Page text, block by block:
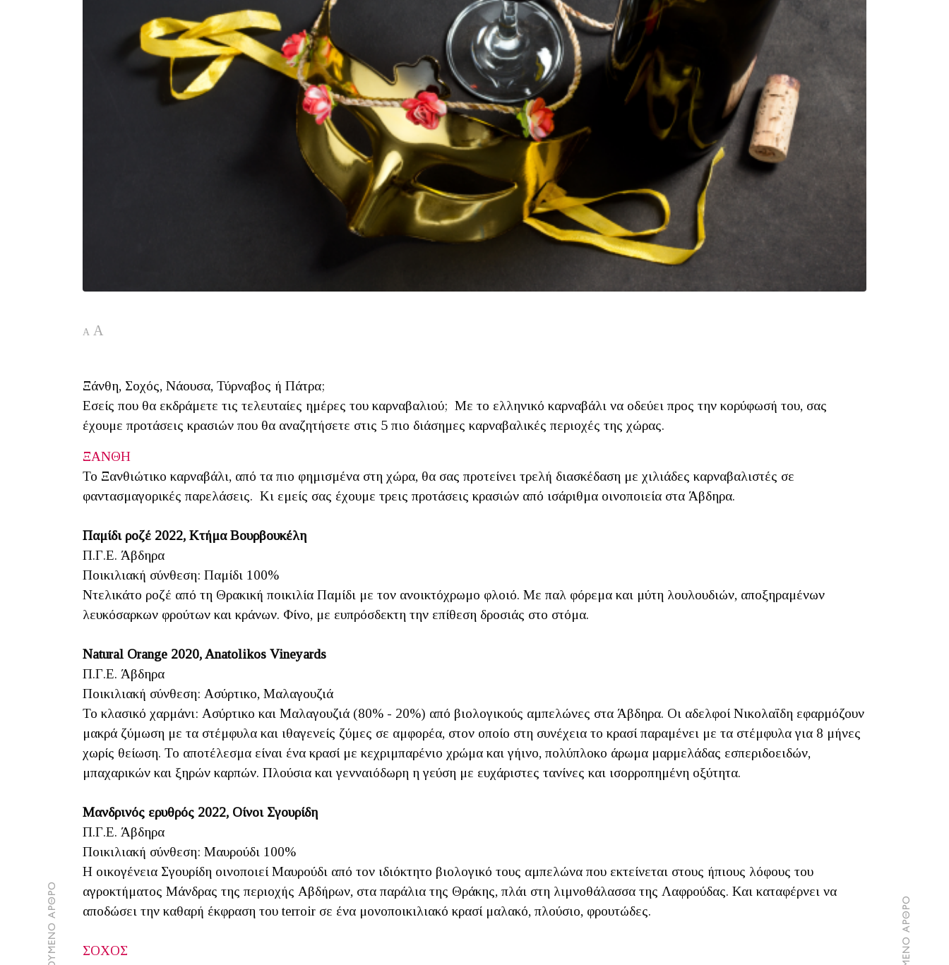
ΕΠΟΜΕΝΟ ΑΡΘΡΟ
A A
Ξάνθη, Σοχός, Νάουσα, Τύρναβος ή Πάτρα;
Εσείς που θα εκδράμετε τις τελευταίες ημέρες του καρναβαλιού; Με το ελληνικό καρναβάλι να οδεύει προς την κορύφωσή του, σας
έχουμε προτάσεις κρασιών που θα αναζητήσετε στις 5 πιο διάσημες καρναβαλικές περιοχές της χώρας.
ΞΑΝΘΗ
Το Ξανθιώτικο καρναβάλι, από τα πιο φημισμένα στη χώρα, θα σας προτείνει τρελή διασκέδαση με χιλιάδες καρναβαλιστές σε
φαντασμαγορικές παρελάσεις. Κι εμείς σας έχουμε τρεις προτάσεις κρασιών από ισάριθμα οινοποιεία στα Άβδηρα.
Παμίδι ροζέ 2022, Κτήμα Βουρβουκέλη
Π.Γ.Ε. Άβδηρα
Ποικιλιακή σύνθεση: Παμίδι 100%
Ντελικάτο ροζέ από τη Θρακική ποικιλία Παμίδι με τον ανοικτόχρωμο φλοιό. Με παλ φόρεμα και μύτη λουλουδιών, αποξηραμένων
λευκόσαρκων φρούτων και κράνων. Φίνο, με ευπρόσδεκτη την επίθεση δροσιάς στο στόμα.
Natural Orange 2020, Anatolikos Vineyards
Π.Γ.Ε. Άβδηρα
Ποικιλιακή σύνθεση: Ασύρτικο, Μαλαγουζιά
Το κλασικό χαρμάνι: Ασύρτικο και Μαλαγουζιά (80% - 20%) από βιολογικούς αμπελώνες στα Άβδηρα. Οι αδελφοί Νικολαΐδη εφαρμόζουν
μακρά ζύμωση με τα στέμφυλα και ιθαγενείς ζύμες σε αμφορέα, στον οποίο στη συνέχεια το κρασί παραμένει με τα στέμφυλα για 8 μήνες
χωρίς θείωση. Το αποτέλεσμα είναι ένα κρασί με κεχριμπαρένιο χρώμα και γήινο, πολύπλοκο άρωμα μαρμελάδας εσπεριδοειδών,
μπαχαρικών και ξηρών καρπών. Πλούσια και γενναιόδωρη η γεύση με ευχάριστες τανίνες και ισορροπημένη οξύτητα.
Μανδρινός ερυθρός 2022, Οίνοι Σγουρίδη
Π.Γ.Ε. Άβδηρα
Ποικιλιακή σύνθεση: Μαυρούδι 100%
H οικογένεια Σγουρίδη οινοποιεί Μαυρούδι από τον ιδιόκτητο βιολογικό τους αμπελώνα που εκτείνεται στους ήπιους λόφους του
αγροκτήματος Μάνδρας της περιοχής Αβδήρων, στα παράλια της Θράκης, πλάι στη λιμνοθάλασσα της Λαφρούδας. Και καταφέρνει να
αποδώσει την καθαρή έκφραση του terroir σε ένα μονοποικιλιακό κρασί μαλακό, πλούσιο, φρουτώδες.
ΣΟΧΟΣ